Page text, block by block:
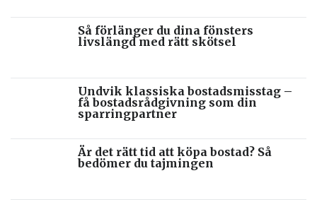
Så förlänger du dina fönsters
livslängd med rätt skötsel
Undvik klassiska bostadsmisstag –
få bostadsrådgivning som din
sparringpartner
Är det rätt tid att köpa bostad? Så
bedömer du tajmingen